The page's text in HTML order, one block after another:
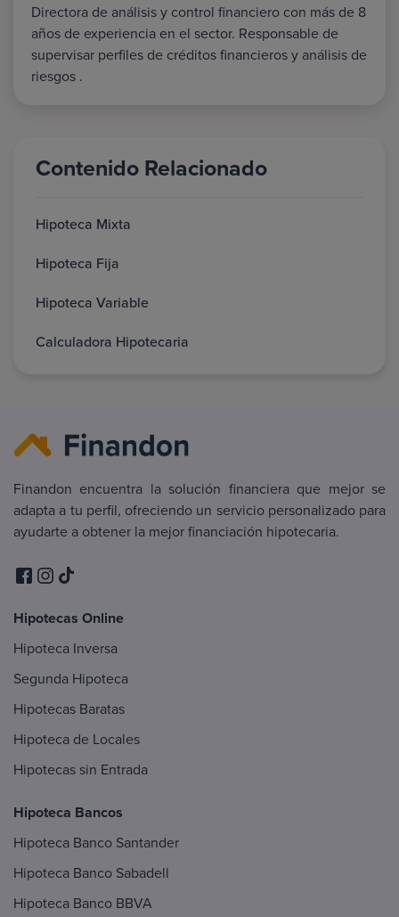
Directora de análisis y control financiero con más de 8
años de experiencia en el sector. Responsable de
supervisar perfiles de créditos financieros y análisis de
riesgos .
Contenido Relacionado
Hipoteca Mixta
Hipoteca Fija
Hipoteca Variable
Calculadora Hipotecaria
Finandon encuentra la solución financiera que mejor se
adapta a tu perfil, ofreciendo un servicio personalizado para
ayudarte a obtener la mejor financiación hipotecaria.
Hipotecas Online
Hipoteca Inversa
Segunda Hipoteca
Hipotecas Baratas
Hipoteca de Locales
Hipotecas sin Entrada
Hipoteca Bancos
Hipoteca Banco Santander
Hipoteca Banco Sabadell
Hipoteca Banco BBVA